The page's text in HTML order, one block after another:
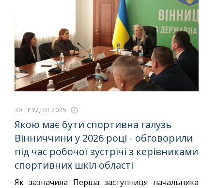
30 ГРУДНЯ 2025
Якою має бути спортивна галузь
Вінниччини у 2026 році - обговорили
під час робочої зустрічі з керівниками
спортивних шкіл області
Як зазначила Перша заступниця начальника